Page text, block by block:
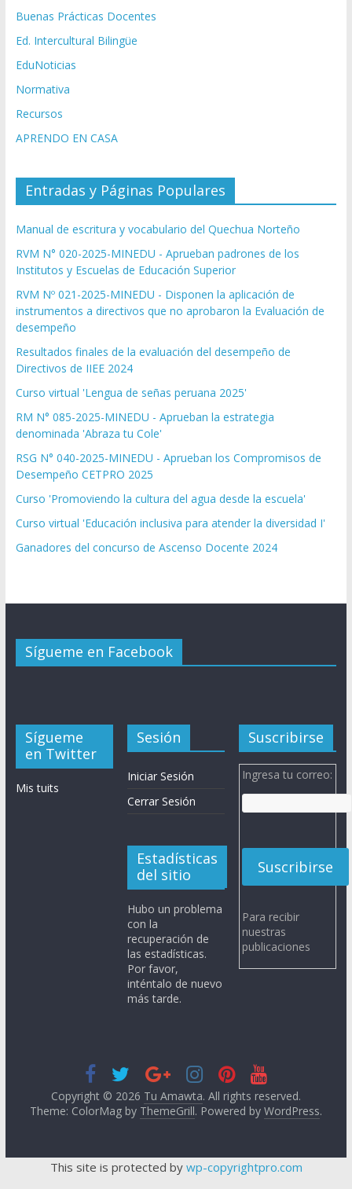
Buenas Prácticas Docentes
Ed. Intercultural Bilingüe
EduNoticias
Normativa
Recursos
APRENDO EN CASA
Entradas y Páginas Populares
Manual de escritura y vocabulario del Quechua Norteño
RVM N° 020-2025-MINEDU - Aprueban padrones de los
Institutos y Escuelas de Educación Superior
RVM Nº 021-2025-MINEDU - Disponen la aplicación de
instrumentos a directivos que no aprobaron la Evaluación de
desempeño
Resultados finales de la evaluación del desempeño de
Directivos de IIEE 2024
Curso virtual 'Lengua de señas peruana 2025'
RM N° 085-2025-MINEDU - Aprueban la estrategia
denominada 'Abraza tu Cole'
RSG N° 040-2025-MINEDU - Aprueban los Compromisos de
Desempeño CETPRO 2025
Curso 'Promoviendo la cultura del agua desde la escuela'
Curso virtual 'Educación inclusiva para atender la diversidad I'
Ganadores del concurso de Ascenso Docente 2024
Sígueme en Facebook
Sígueme
en Twitter
Mis tuits
Sesión
Iniciar Sesión
Cerrar Sesión
Estadísticas
del sitio
Hubo un problema
con la
recuperación de
las estadísticas.
Por favor,
inténtalo de nuevo
más tarde.
Suscribirse
Ingresa tu correo:
Para recibir
nuestras
publicaciones
Copyright © 2026 Tu Amawta. All rights reserved.
Theme: ColorMag by ThemeGrill. Powered by WordPress.
This site is protected by wp-copyrightpro.com